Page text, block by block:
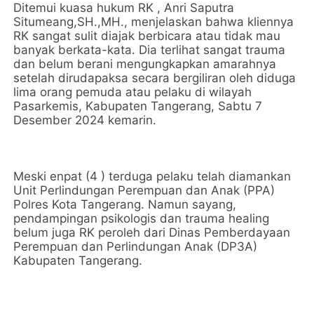
Ditemui kuasa hukum RK , Anri Saputra
Situmeang,SH.,MH., menjelaskan bahwa kliennya
RK sangat sulit diajak berbicara atau tidak mau
banyak berkata-kata. Dia terlihat sangat trauma
dan belum berani mengungkapkan amarahnya
setelah dirudapaksa secara bergiliran oleh diduga
lima orang pemuda atau pelaku di wilayah
Pasarkemis, Kabupaten Tangerang, Sabtu 7
Desember 2024 kemarin.
Meski enpat (4 ) terduga pelaku telah diamankan
Unit Perlindungan Perempuan dan Anak (PPA)
Polres Kota Tangerang. Namun sayang,
pendampingan psikologis dan trauma healing
belum juga RK peroleh dari Dinas Pemberdayaan
Perempuan dan Perlindungan Anak (DP3A)
Kabupaten Tangerang.